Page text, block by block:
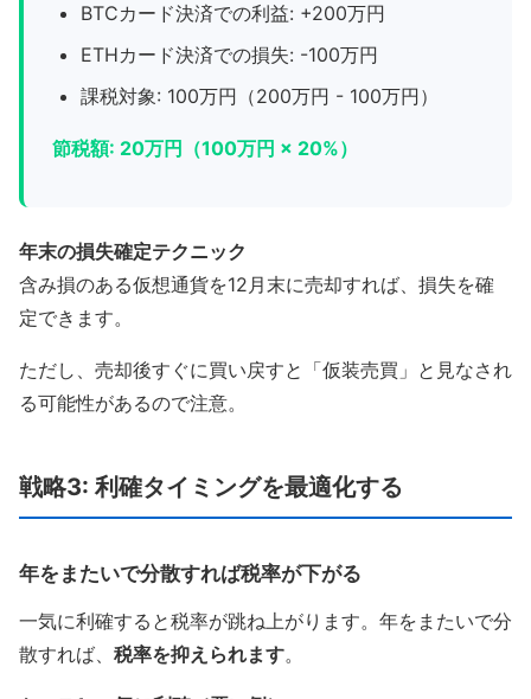
BTCカード決済での利益: +200万円
ETHカード決済での損失: -100万円
課税対象: 100万円（200万円 - 100万円）
節税額: 20万円（100万円 × 20%）
年末の損失確定テクニック
含み損のある仮想通貨を12月末に売却すれば、損失を確
定できます。
ただし、売却後すぐに買い戻すと「仮装売買」と見なされ
る可能性があるので注意。
戦略3: 利確タイミングを最適化する
年をまたいで分散すれば税率が下がる
一気に利確すると税率が跳ね上がります。年をまたいで分
散すれば、 税率を抑えられます。